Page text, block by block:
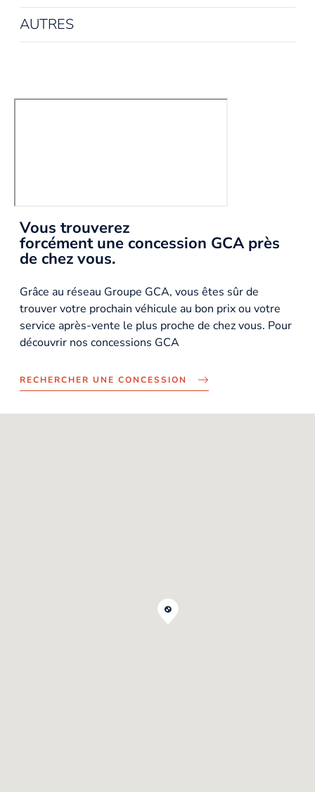
AUTRES
Vous trouverez
forcément une concession GCA près
de chez vous.
Grâce au réseau Groupe GCA, vous êtes sûr de
trouver votre prochain véhicule au bon prix ou votre
service après-vente le plus proche de chez vous. Pour
découvrir nos concessions GCA
RECHERCHER UNE CONCESSION